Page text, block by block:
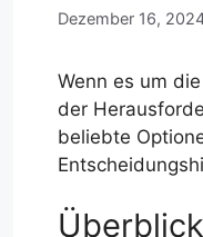
Dezember 16,
Wenn es um
der
beliebte